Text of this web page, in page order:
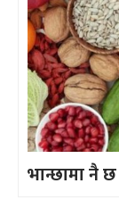
भान्छामा नै